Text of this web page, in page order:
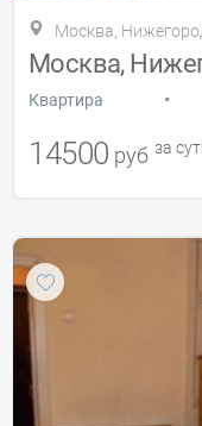
Москва,
Квартира •
14500 руб за